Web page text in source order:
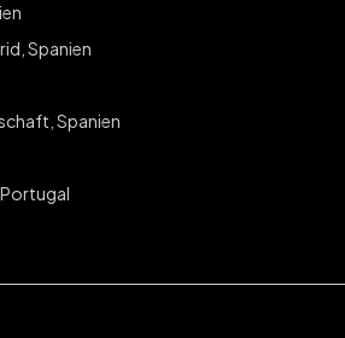
Spanien
Spanien